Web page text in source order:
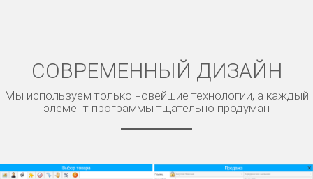
СОВРЕМЕННЫЙ ДИЗАЙН
Мы используем только новейшие технологии, а каждый
элемент программы тщательно продуман